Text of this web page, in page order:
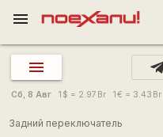
menu
Сб, 8 Авг 1 $ = 2.97 Br 1€ = 3.43 Br
Задний переключатель